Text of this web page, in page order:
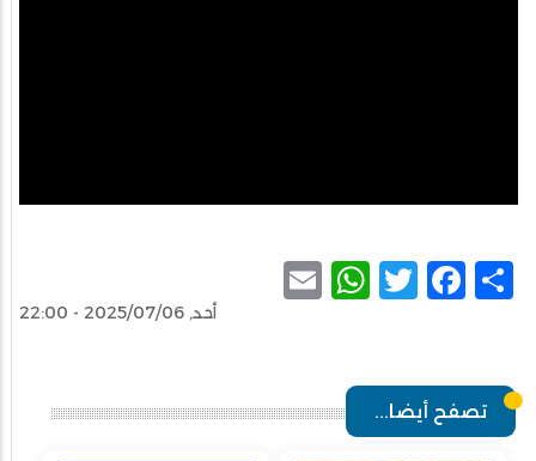
Share
Facebook
Twitter
WhatsApp
أحد, 2025/07/06 - 22:00
تصفح أيضا...